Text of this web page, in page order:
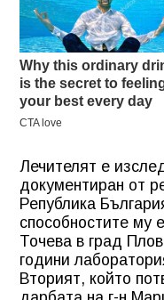
Лечителят е
документиран от
Република
способностите му
Точева в град
години
Вторият, който